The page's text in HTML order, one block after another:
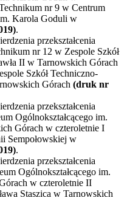
nr 9 w Centrum
Karola Goduli w
.
przekształcenia
nr 12 w Zespole Szkół
II w Tarnowskich Górach
Szkół Techniczno-
Górach (druk nr
przekształcenia
Ogólnokształcącego im.
Górach w czteroletnie I
Sempołowskiej w
.
przekształcenia
Ogólnokształcącego im.
w czteroletnie II
Staszica w Tarnowskich